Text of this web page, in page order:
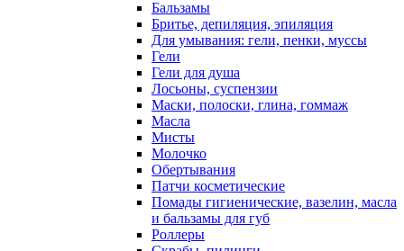
Бальзамы
Бритье, депиляция, эпиляция
Для умывания: гели, пенки, муссы
Гели
Гели для душа
Лосьоны, суспензии
Маски, полоски, глина, гоммаж
Масла
Мисты
Молочко
Обертывания
Патчи косметические
Помады гигиенические, вазелин, масла
и бальзамы для губ
Роллеры